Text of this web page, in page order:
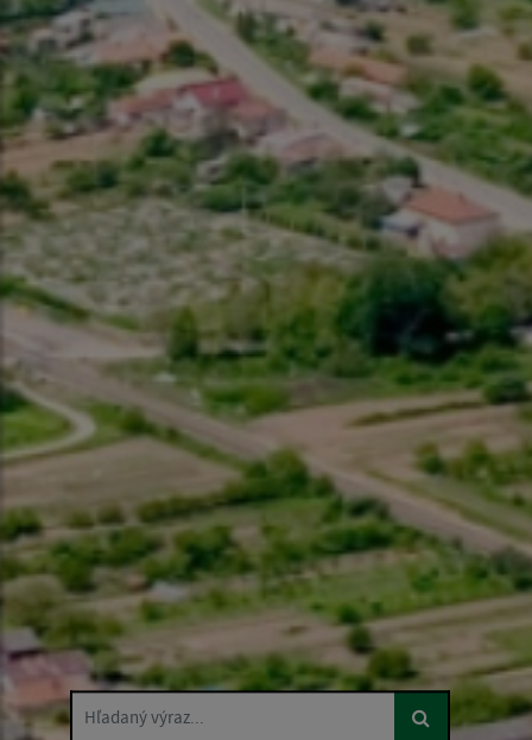
Hľadaný výraz...